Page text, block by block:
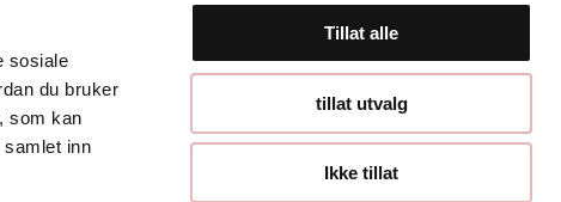
sosiale
du bruker
som kan
samlet inn
Tillat alle
tillat utvalg
Ikke tillat
Åpningstider
Hverdager 10:00-